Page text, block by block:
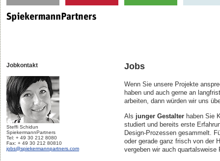
Jobkontakt
Steffi Schidun
SpiekermannPartners
Tel: + 49 30 212 8080
Fax: + 49 30 212 80810
jobs@spiekermannpartners.com
Jobs
Wenn Sie unsere Projekte
haben und auch gerne an
arbeiten, dann würden wir uns
Als junger Gestalter haben Sie
studiert und bereits erste
Design-Prozessen gesammelt.
oder gerade ganz frisch von der
vergeben wir auch quartalsweise